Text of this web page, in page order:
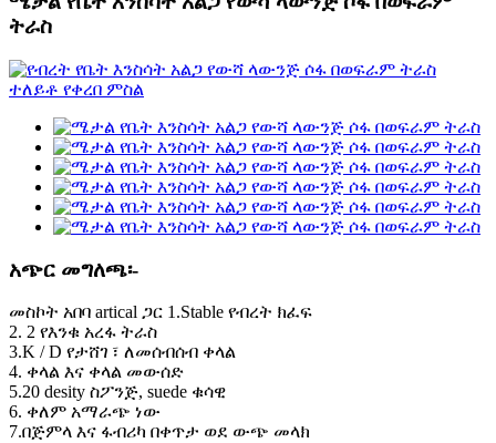
ትራስ
አጭር መግለጫ፡-
መስኮት አበባ artical ጋር 1.Stable የብረት ክፈፍ
2. 2 የእንቁ አረፋ ትራስ
3.K / D የታሸገ ፣ ለመሰብሰብ ቀላል
4. ቀላል እና ቀላል መውሰድ
5.20 desity ስፖንጅ, suede ቁሳዊ
6. ቀለም አማራጭ ነው
7.በጅምላ እና ፋብሪካ በቀጥታ ወደ ውጭ መላክ